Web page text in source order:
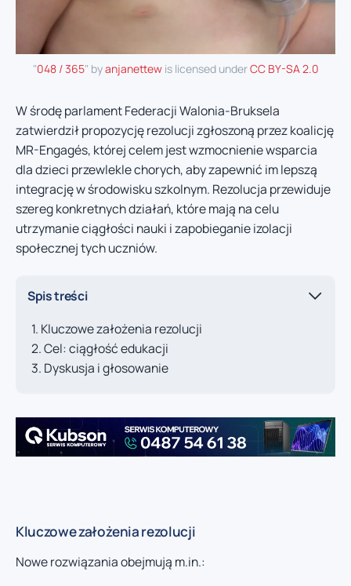
"048 / 365" byanjanettewis licensed underCC BY-SA 2.0
W środę parlament Federacji Walonia-Bruksela
zatwierdził propozycję rezolucji zgłoszoną przez koalicję
MR-Engagés, której celem jest wzmocnienie wsparcia
dla dzieci przewlekle chorych, aby zapewnić im lepszą
integrację w środowisku szkolnym. Rezolucja przewiduje
szereg konkretnych działań, które mają na celu
utrzymanie ciągłości nauki i zapobieganie izolacji
społecznej tych uczniów.
Spis treści
Kluczowe założenia rezolucji
Cel: ciągłość edukacji
Dyskusja i głosowanie
Kluczowe założenia rezolucji
Nowe rozwiązania obejmują m.in.: